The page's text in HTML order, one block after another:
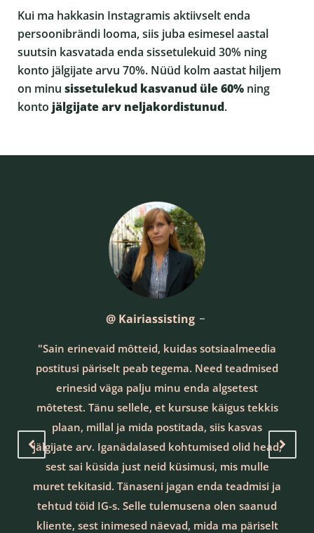
Kui ma hakkasin Instagramis aktiivselt enda
persoonibrändi looma, siis juba esimesel aastal
suutsin kasvatada enda sissetulekuid 30% ning
konto jälgijate arvu 70%. Nüüd kolm aastat hiljem
on minu sissetulekud kasvanud üle 60% ning
konto jälgijate arv neljakordistunud.
@ Kairiassisting
"Sain erinevaid môtteid, kuidas sotsiaalmeedia
postitusi päriselt peab tegema. Need teadmised
erinesid väga palju minu enda algsetest
môtetest. Tänu sellele, et kursuse käigus tekkis
plaan, millal ja mida postitada, siis kasvas
jälgijate arv. Iganädalased kohtumised olid head,
sest sai küsida just neid küsimusi, mis mulle
muret tekitasid. Tänaseni jagan enda teadmisi ja
tehtud töid IG-s. Selle tulemusena olen saanud
kliente, sest inimesed näevad, mida ma päriselt